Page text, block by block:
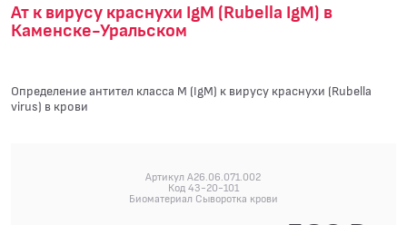
Ат к вирусу краснухи IgM (Rubella IgM) в
Каменске-Уральском
Определение антител класса M (IgM) к вирусу краснухи (Rubella
virus) в крови
Артикул A26.06.071.002
Код 43-20-101
Биоматериал Сыворотка крови